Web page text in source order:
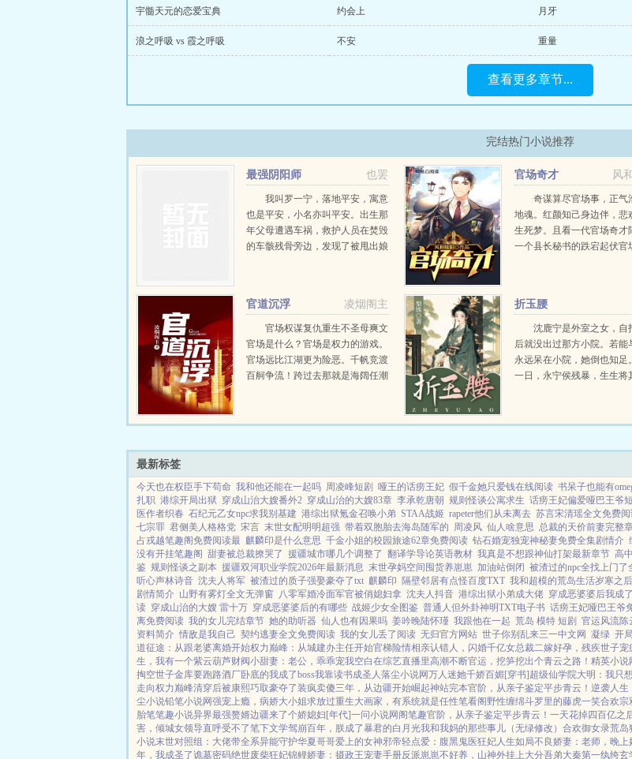
宇髓天元的恋爱宝典 约会上 月牙
浪之呼吸 vs 霞之呼吸 不安 重量
查看更多章节...
完结热门小说推荐
也罢
最强阴阳师
我叫罗一宁，落地平安，寓意
也是平安，小名亦叫平安。出生那
年父母遭遇车祸，救护人员在焚毁
的车骸残骨旁边，发现了被甩出娘
家。...
风
官场奇才
奇谋算尽官场事，正气
地魂。红颜知己身边伴，悲
生死梦。且看一代官场奇才
一个县长秘书的跌宕起伏官
凌烟阁主
官道沉浮
官场权谋复仇重生不圣母爽文
官场是什么？官场是权力的游戏。
官场远比江湖更为险恶。千帆竞渡
百舸争流！跨过去那就是海阔任潮
矩！重活一世。刘项东洞...
折玉腰
沈鹿宁是外室之女，自
后就没出过那方小院。若能
永远呆在小院，她倒也知足
一日，永宁侯残暴，生生将
怨了结，她本打算...
最新标签
今天也在权臣手下苟命 我和他还能在一起吗 周凌峰短剧 哑王的话痨王妃 假千金她只爱钱在线阅读 书呆子也能有
扎职 港综开局出狱 穿成山治大嫂番外2 穿成山治的大嫂83章 李承乾唐朝 规则怪谈公寓求生 话痨王妃偏爱哑巴王爷
医作者织春 石纪元乙女npc求我别基建 港综出狱氪金召唤小弟 STAA战姬 rapeter他们从未离去 苏言宋清瑶全文免费
七宗罪 君侧美人格格党 宋言 末世女配明明超强 带着双胞胎去海岛随军的 周凌风 仙人啥意思 总裁的天价前妻完整
占戎越笔趣阁免费阅读最 麒麟印是什么意思 千金小姐的校园旅途62章免费阅读 钻石婚宠独宠神秘妻免费全集剧情介
没有开挂笔趣阁 甜妻被总裁撩哭了 援疆城市哪几个调整了 翻译学导论英语教材 我真是不想跟神仙打架最新章节 高
鉴 规则怪谈之副本 援疆双河职业学院2026年最新消息 末世孕妈空间囤货养崽崽 加油站倒闭 被渣过的npc全找上门了
听心声林诗音 沈夫人将军 被渣过的质子强娶豪夺了txt 麒麟印 隔壁邻居有点怪百度TXT 我和超模的荒岛生活岁寒之后
剧情简介 山野有雾灯全文无弹窗 八零军婚冷面军官被俏媳妇拿 沈夫人抖音 港综出狱小弟成大佬 穿成恶婆婆后我成
读 穿成山治的大嫂 雷十万 穿成恶婆婆后的有哪些 战姬少女全图鉴 普通人但外卦神明TXT电子书 话痨王妃哑巴王爷
离免费阅读 我的女儿完结章节 她的助听器 仙人也有因果吗 姜吟晚陆怀瑾 我跟他在一起 荒岛 模特 短剧 官运风流陈
资料简介 情敌是我自己 契约逃妻全文免费阅读 我的女儿丢了阅读 无归官方网站 世子你别乱来三一中文网 凝绿 开
道征途：从跟老婆离婚开始权力巅峰：从城建办主任开始官梯险情相亲认错人，闪婚千亿女总裁二嫁好孕，残疾世子宠
生，我有一个紫云葫芦财阀小甜妻：老公，乖乖宠我空白在综艺直播里高潮不断官运，挖笋挖出个青云之路！ 精英小说
掏空世子金库要跑路酒厂卧底的我成了boss我靠读书成圣人落尘小说网万人迷她千娇百媚[穿书] 超级仙学院大明：我只
走向权力巅峰清穿后被康熙巧取豪夺了装疯卖傻三年，从边疆开始崛起神站完本官阶，从亲子鉴定平步青云！ 逆袭人生
尘小说铅笔小说网强宠上瘾，病娇大小姐求放过重生大画家，有系统就是任性笔看阁 野性缠绵斗罗里的藤虎一笑合欢宗
胎笔笔趣小说异界最强赘婿边疆来了个娇媳妇[年代]一问小说网 阁笔趣官阶，从亲子鉴定平步青云！ 一天花掉四百亿之
害，倾城女领导直呼受不了笔下文学驾崩百年，朕成了暴君的白月光我和我妈的那些事儿（无绿修改） 合欢御女录荒岛
小说末世对照组：大佬带全系异能守护华夏哥哥爱上的女神邪帝轻点爱：腹黑鬼医狂妃人生如局不良娇妻：老师，晚上
年，我成圣了诡墓密码绝世废柴狂妃锦鲤娇妻：摄政王宠妻手册反派崽崽不好养，山神外挂上大分吾弟大秦第一纨绔玄